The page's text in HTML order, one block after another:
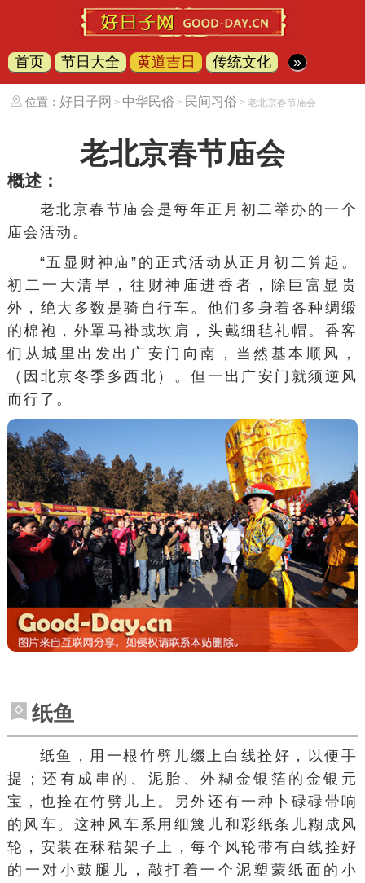
首页 节日大全 黄道吉日 传统文化 »
位置： 好日子网 > 中华民俗 > 民间习俗 > 老北京春节庙会
老北京春节庙会
概述：
老北京春节庙会是每年正月初二举办的一个
庙会活动。
“五显财神庙”的正式活动从正月初二算起。
初二一大清早，往财神庙进香者，除巨富显贵
外，绝大多数是骑自行车。他们多身着各种绸缎
的棉袍，外罩马褂或坎肩，头戴细毡礼帽。香客
们从城里出发出广安门向南，当然基本顺风，
（因北京冬季多西北）。但一出广安门就须逆风
而行了。
纸鱼
纸鱼，用一根竹劈儿缀上白线拴好，以便手
提；还有成串的、 泥胎 、外糊金银箔的金银元
宝，也拴在竹劈儿上。另外还有一种卜碌碌带响
的风车。这种风车系用细篾儿和彩纸条儿糊成风
轮，安装在秫秸架子上，每个风轮带有白线拴好
的一对小鼓腿儿，敲打着一个泥塑蒙纸面的小